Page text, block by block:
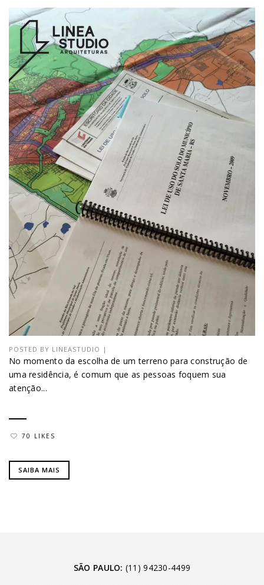
POSTED BY LINEASTUDIO |
No momento da escolha de um terreno para construção de
uma residência, é comum que as pessoas foquem sua
atenção...
70 LIKES
SAIBA MAIS
SÃO PAULO: (11) 94230-4499